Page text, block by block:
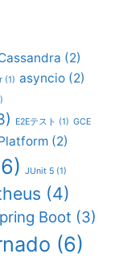
(2)
(1) asyncio (2)
E2Eテスト (1) GCE
(2)
JUnit 5 (1)
(4)
Boot (3)
(6)